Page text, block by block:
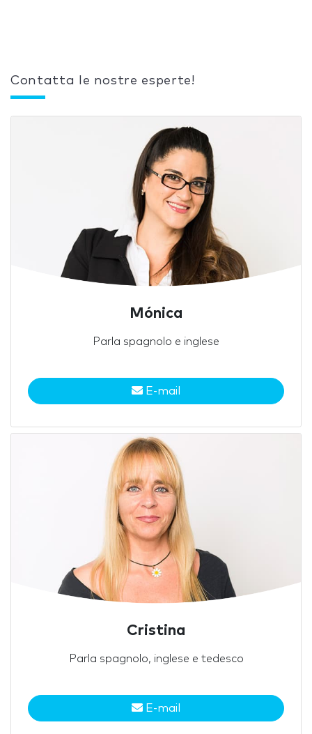
Contatta le nostre esperte!
Mónica
Parla spagnolo e inglese
E-mail
Cristina
Parla spagnolo, inglese e tedesco
E-mail